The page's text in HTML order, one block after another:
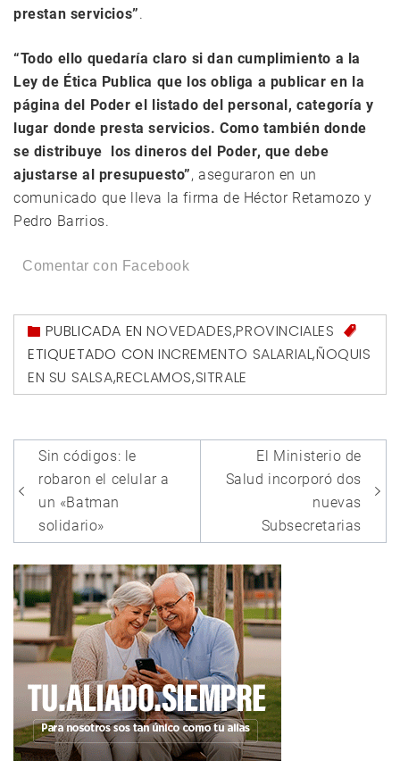
prestan servicios”.
“Todo ello quedaría claro si dan cumplimiento a la
Ley de Ética Publica que los obliga a publicar en la
página del Poder el listado del personal, categoría y
lugar donde presta servicios. Como también donde
se distribuye los dineros del Poder, que debe
ajustarse al presupuesto”, aseguraron en un
comunicado que lleva la firma de Héctor Retamozo y
Pedro Barrios.
Comentar con Facebook
PUBLICADA ENNOVEDADES,PROVINCIALES
ETIQUETADO CON INCREMENTO SALARIAL,ÑOQUIS
EN SU SALSA,RECLAMOS,SITRALE
Navegación
de
entradas
Sin códigos: le
robaron el celular a
un «Batman
solidario»
El Ministerio de
Salud incorporó dos
nuevas
Subsecretarias